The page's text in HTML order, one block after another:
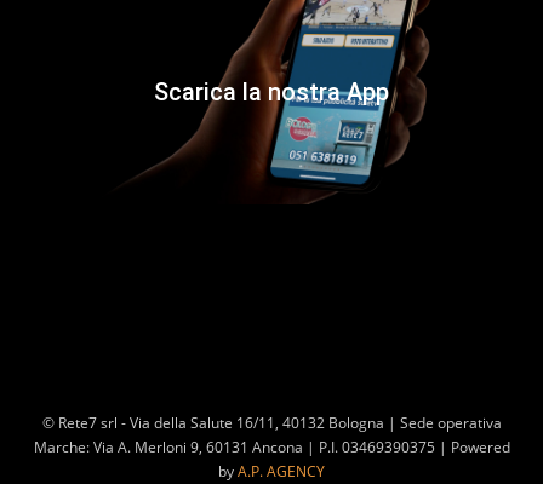
Scarica la nostra App
© Rete7 srl - Via della Salute 16/11, 40132 Bologna | Sede operativa
Marche: Via A. Merloni 9, 60131 Ancona | P.I. 03469390375 | Powered
byA.P. AGENCY